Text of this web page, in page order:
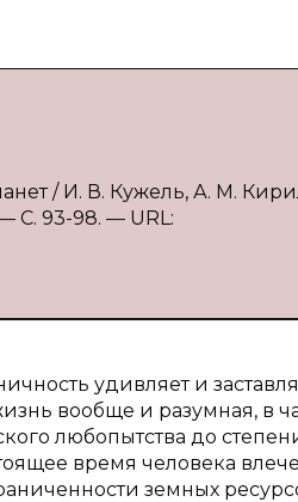
/ И. В. Кужель, А. М.
С. 93-98. — URL:
удивляет и
вообще и разумная, в
любопытства до
время человека
земных